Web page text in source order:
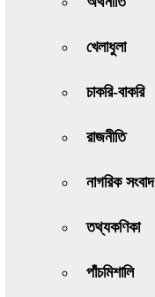
খেলাধুলা
চাকরি-বাকরি
রাজনীতি
নাগরিক সংবাদ
তথ্যকণিকা
পাঁচমিশালি